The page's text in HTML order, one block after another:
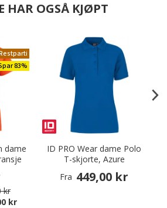
HAR OGSÅ KJØPT
83%
dame
kr
kr
ID PRO Wear dame Polo
T-skjorte, Azure
Fra 449,00 kr